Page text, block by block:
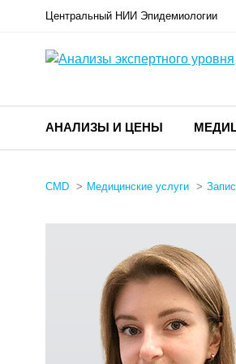
Центральный НИИ Эпидемиологии
АНАЛИЗЫ И ЦЕНЫ
CMD Медицинские услуги